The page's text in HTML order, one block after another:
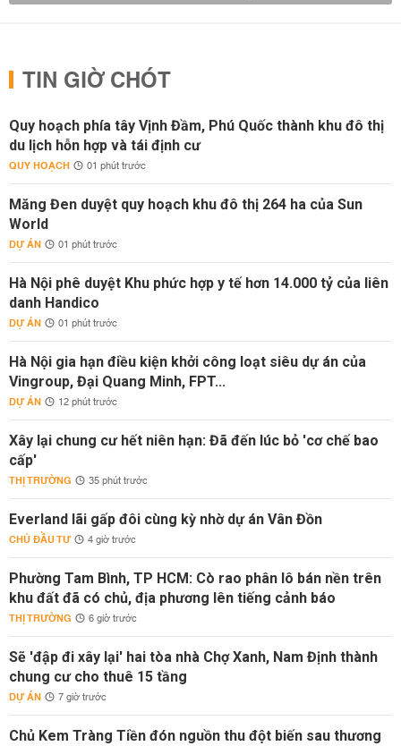
TIN GIỜ CHÓT
Quy hoạch phía tây Vịnh Đầm, Phú Quốc thành khu đô thị
du lịch hỗn hợp và tái định cư
QUY HOẠCH 01 phút trước
Măng Đen duyệt quy hoạch khu đô thị 264 ha của Sun
World
DỰ ÁN 01 phút trước
Hà Nội phê duyệt Khu phức hợp y tế hơn 14.000 tỷ của liên
danh Handico
DỰ ÁN 01 phút trước
Hà Nội gia hạn điều kiện khởi công loạt siêu dự án của
Vingroup, Đại Quang Minh, FPT...
DỰ ÁN 12 phút trước
Xây lại chung cư hết niên hạn: Đã đến lúc bỏ 'cơ chế bao
cấp'
THỊ TRƯỜNG 35 phút trước
Everland lãi gấp đôi cùng kỳ nhờ dự án Vân Đồn
CHỦ ĐẦU TƯ 4 giờ trước
Phường Tam Bình, TP HCM: Cò rao phân lô bán nền trên
khu đất đã có chủ, địa phương lên tiếng cảnh báo
THỊ TRƯỜNG 6 giờ trước
Sẽ 'đập đi xây lại' hai tòa nhà Chợ Xanh, Nam Định thành
chung cư cho thuê 15 tầng
DỰ ÁN 7 giờ trước
Chủ Kem Tràng Tiền đón nguồn thu đột biến sau thương